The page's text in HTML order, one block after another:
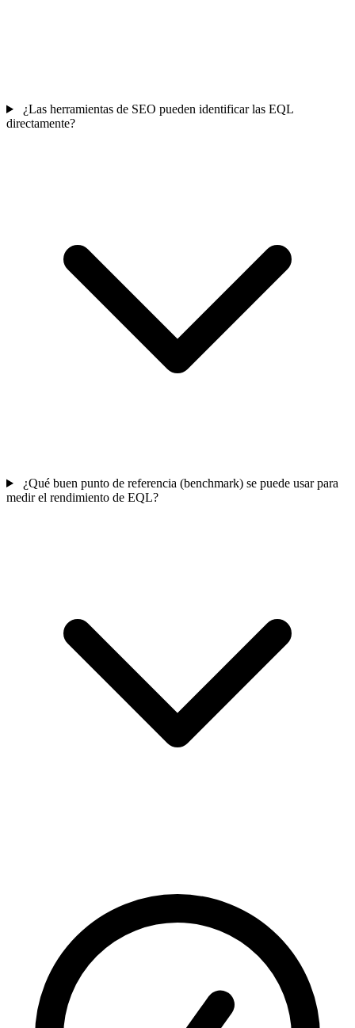
¿Las herramientas de SEO pueden identificar las EQL
directamente?
¿Qué buen punto de referencia (benchmark) se puede usar para
medir el rendimiento de EQL?